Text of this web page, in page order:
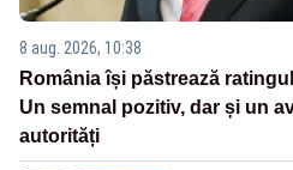
8 aug. 2026, 10:38
România își păstrează
Un semnal pozitiv, dar și un
autorități